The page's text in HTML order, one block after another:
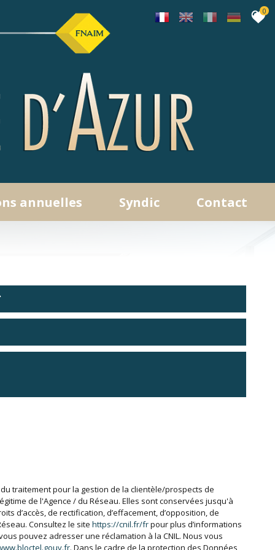
0
annuelles syndic contact
traitement pour la gestion de la clientèle/prospects de
de l'Agence / du Réseau. Elles sont conservées jusqu'à
d’accès, de rectification, d’effacement, d’opposition, de
Consultez le site https://cnil.fr/frpour plus d’informations
pouvez adresser une réclamation à la CNIL. Nous vous
. Dans le cadre de la protection des Données